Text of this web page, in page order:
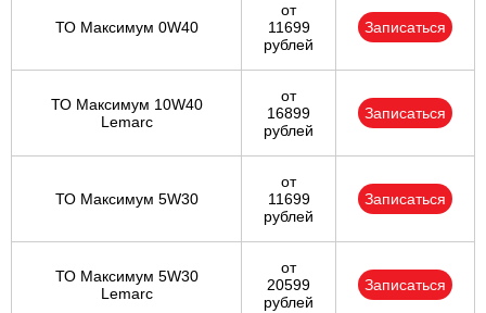
ТО Максимум 0W40
от
11699
рублей
Записаться
ТО Максимум 10W40
Lemarc
от
16899
рублей
Записаться
ТО Максимум 5W30
от
11699
рублей
Записаться
ТО Максимум 5W30
Lemarc
от
20599
рублей
Записаться